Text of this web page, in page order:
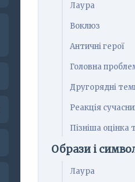
Лаура
Воклюз
Античні герої
Головна
Другорядні
Реакція
Пізніша оцінка
Образи і
Лаура